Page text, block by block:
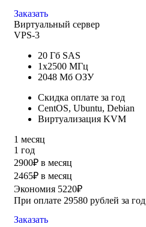
Заказать
Виртуальный сервер
VPS-3
20 Гб SAS
1x2500 МГц
2048 Мб ОЗУ
Скидка оплате за год
CentOS, Ubuntu, Debian
Виртуализация KVM
1 месяц
1 год
2900₽ в месяц
2465₽ в месяц
Экономия 5220₽
При оплате 29580 рублей за год
Заказать